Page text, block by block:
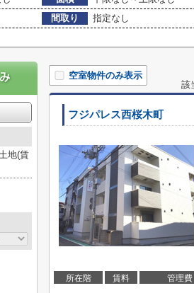
間取り
指定なし
空室物件のみ表示
該
フジパレス西桜木町
所在階 賃料 管理
地(賃